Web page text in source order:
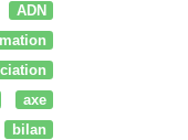
ADN
axe
bilan